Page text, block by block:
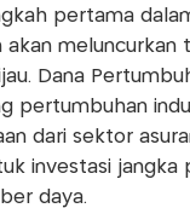
pertama
akan
Dana
pertumbuhan
dari sektor
investasi
daya.